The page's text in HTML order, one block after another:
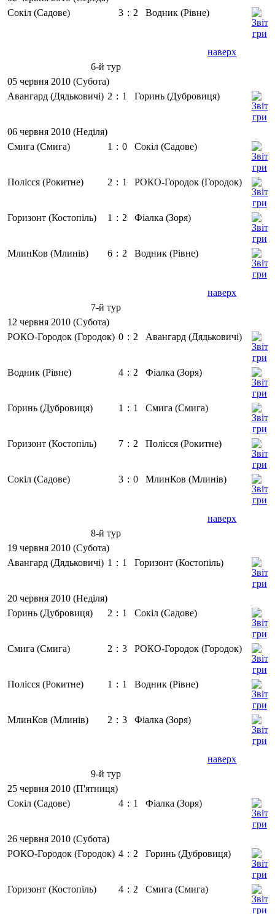
Сокіл (Садове)
3 : 2 Водник (Рівне)
наверх
6-й тур
05 червня 2010 (Субота)
Авангард (Дядьковичі) 2 : 1 Горинь (Дубровиця)
06 червня 2010 (Неділя)
Смига (Смига)
1 : 0 Сокіл (Садове)
Полісся (Рокитне) 2 : 1 РОКО-Городок (Городок)
Горизонт (Костопіль) 1 : 2 Фіалка (Зоря)
МлинКов (Млинів) 6 : 2 Водник (Рівне)
наверх
7-й тур
12 червня 2010 (Субота)
РОКО-Городок (Городок) 0 : 2 Авангард (Дядьковичі)
Водник (Рівне) 4 : 2 Фіалка (Зоря)
Горинь (Дубровиця) 1 : 1 Смига (Смига)
Горизонт (Костопіль) 7 : 2 Полісся (Рокитне)
Сокіл (Садове) 3 : 0 МлинКов (Млинів)
наверх
8-й тур
19 червня 2010 (Субота)
Авангард (Дядьковичі) 1 : 1 Горизонт (Костопіль)
20 червня 2010 (Неділя)
Горинь (Дубровиця)
2 : 1 Сокіл (Садове)
Смига (Смига) 2 : 3 РОКО-Городок (Городок)
Полісся (Рокитне) 1 : 1 Водник (Рівне)
МлинКов (Млинів) 2 : 3 Фіалка (Зоря)
наверх
9-й тур
25 червня 2010 (П'ятниця)
Сокіл (Садове)
4 : 1 Фіалка (Зоря)
26 червня 2010 (Субота)
РОКО-Городок (Городок) 4 : 2 Горинь (Дубровиця)
Горизонт (Костопіль) 4 : 2 Смига (Смига)